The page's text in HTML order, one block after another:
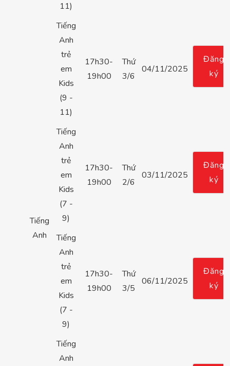
Tiếng
Anh
11)
Tiếng
Anh
trẻ
em
Kids
(9 -
11)
17h30-
19h00
Thứ
3/6
04/11/2025
Đăng
ký
Tiếng
Anh
trẻ
em
Kids
(7 -
9)
17h30-
19h00
Thứ
2/6
03/11/2025
Đăng
ký
Tiếng
Anh
trẻ
em
Kids
(7 -
9)
17h30-
19h00
Thứ
3/5
06/11/2025
Đăng
ký
Tiếng
Anh